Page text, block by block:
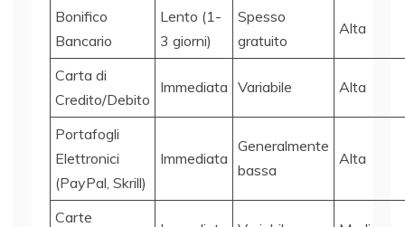
Bonifico
Bancario
Lento (1-
3 giorni)
Spesso
gratuito
Alta
Carta di
Credito/Debito
Immediata Variabile Alta
Portafogli
Elettronici
(PayPal, Skrill)
Immediata
Generalmente
bassa
Alta
Carte